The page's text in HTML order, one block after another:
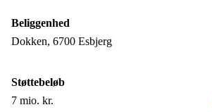
Beliggenhed
Dokken, 6700 Esbjerg
Støttebeløb
7 mio. kr.